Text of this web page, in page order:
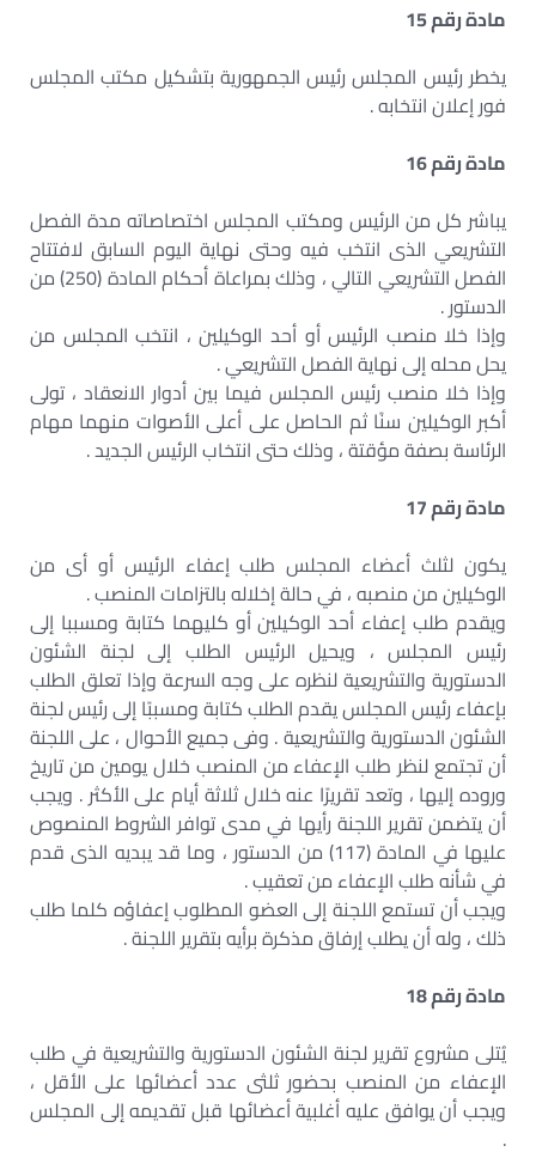
مادة رقم 15
يخطر رئيس المجلس رئيس الجمهورية بتشكيل مكتب المجلس
فور إعلان انتخابه .
مادة رقم 16
يباشر كل من الرئيس ومكتب المجلس اختصاصاته مدة الفصل
التشريعي الذى انتخب فيه وحتى نهاية اليوم السابق لافتتاح
الفصل التشريعي التالي ، وذلك بمراعاة أحكام المادة (250) من
الدستور .
وإذا خلا منصب الرئيس أو أحد الوكيلين ، انتخب المجلس من
يحل محله إلى نهاية الفصل التشريعي .
وإذا خلا منصب رئيس المجلس فيما بين أدوار الانعقاد ، تولى
أكبر الوكيلين سنًا ثم الحاصل على أعلى الأصوات منهما مهام
الرئاسة بصفة مؤقتة ، وذلك حتى انتخاب الرئيس الجديد .
مادة رقم 17
يكون لثلث أعضاء المجلس طلب إعفاء الرئيس أو أى من
الوكيلين من منصبه ، في حالة إخلاله بالتزامات المنصب .
ويقدم طلب إعفاء أحد الوكيلين أو كليهما كتابة ومسببا إلى
رئيس المجلس ، ويحيل الرئيس الطلب إلى لجنة الشئون
الدستورية والتشريعية لنظره على وجه السرعة وإذا تعلق الطلب
بإعفاء رئيس المجلس يقدم الطلب كتابة ومسببًا إلى رئيس لجنة
الشئون الدستورية والتشريعية . وفى جميع الأحوال ، على اللجنة
أن تجتمع لنظر طلب الإعفاء من المنصب خلال يومين من تاريخ
وروده إليها ، وتعد تقريرًا عنه خلال ثلاثة أيام على الأكثر . ويجب
أن يتضمن تقرير اللجنة رأيها في مدى توافر الشروط المنصوص
عليها في المادة (117) من الدستور ، وما قد يبديه الذى قدم
في شأنه طلب الإعفاء من تعقيب .
ويجب أن تستمع اللجنة إلى العضو المطلوب إعفاؤه كلما طلب
ذلك ، وله أن يطلب إرفاق مذكرة برأيه بتقرير اللجنة .
مادة رقم 18
يُتلى مشروع تقرير لجنة الشئون الدستورية والتشريعية في طلب
الإعفاء من المنصب بحضور ثلثى عدد أعضائها على الأقل ،
ويجب أن يوافق عليه أغلبية أعضائها قبل تقديمه إلى المجلس
.